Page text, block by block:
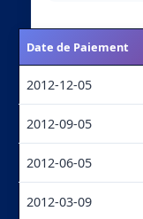
Date de Paiement
2012-12-05
2012-09-05
2012-06-05
2012-03-09